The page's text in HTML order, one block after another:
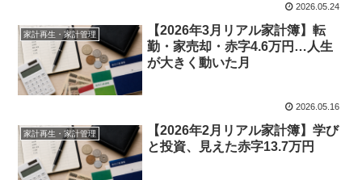
2026.05.24
家計再生・家計管理
【2026年3月リアル家計簿】転
勤・家売却・赤字4.6万円…人生
が大きく動いた月
2026.05.16
家計再生・家計管理
【2026年2月リアル家計簿】学び
と投資、見えた赤字13.7万円